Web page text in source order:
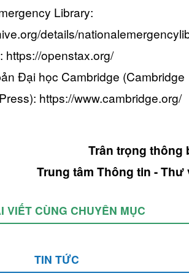
Library:
details/
https://openstax.org/
Đại học Cambridge (Cambridge
https://www.cambridge.org/
Trân trọng thông
Trung tâm Thông tin - Thư
VIẾT CÙNG CHUYÊN MỤC
TIN TỨC